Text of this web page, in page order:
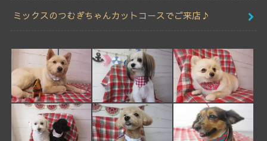
ミックスのつむぎちゃんカットコースでご来店♪